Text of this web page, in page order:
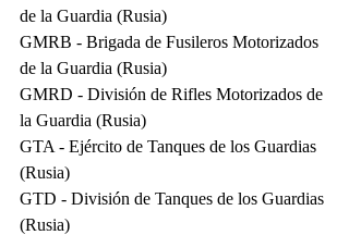
de la Guardia (Rusia)
GMRB - Brigada de Fusileros Motorizados
de la Guardia (Rusia)
GMRD - División de Rifles Motorizados de
la Guardia (Rusia)
GTA - Ejército de Tanques de los Guardias
(Rusia)
GTD - División de Tanques de los Guardias
(Rusia)